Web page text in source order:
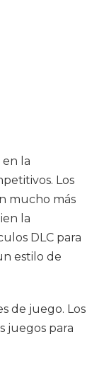
en la
Los
mucho más
la
DLC para
estilo de
de juego. Los
juegos para